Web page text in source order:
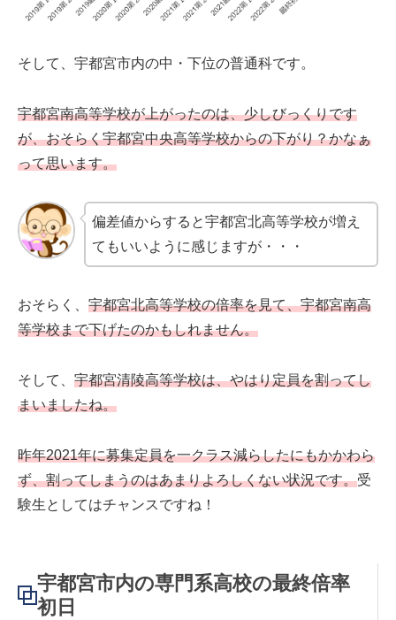
そして、宇都宮市内の中・下位の普通科です。
宇都宮南高等学校が上がったのは、少しびっくりです
が、おそらく宇都宮中央高等学校からの下がり？かなぁ
って思います。
偏差値からすると宇都宮北高等学校が増え
てもいいように感じますが・・・
おそらく、 宇都宮北高等学校の倍率を見て、宇都宮南高
等学校まで下げたのかもしれません。
そして、 宇都宮清陵高等学校は、やはり定員を割ってし
まいましたね。
昨年2021年に募集定員を一クラス減らしたにもかかわら
ず、割ってしまうのはあまりよろしくない状況です。受
験生としてはチャンスですね！
宇都宮市内の専門系高校の最終倍率
初日